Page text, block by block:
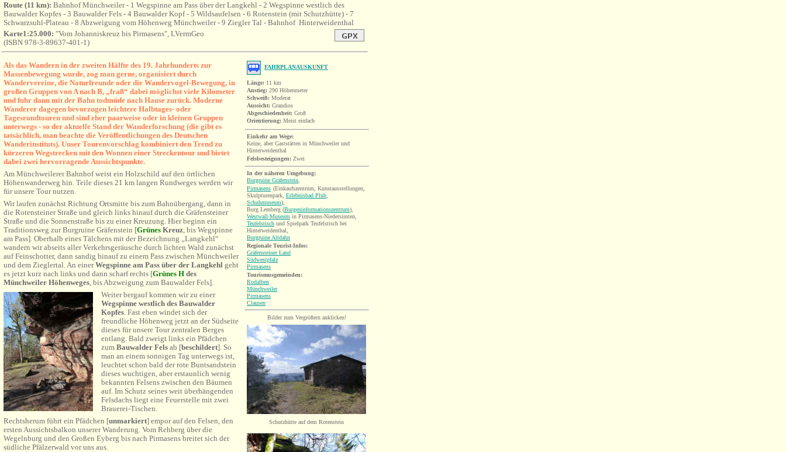
Route (11 km): Bahnhof Münchweiler - 1 Wegspinne am Pass über der Langkehl - 2 Wegspinne westlich des
Bauwalder Kopfes - 3 Bauwalder Fels - 4 Bauwalder Kopf - 5 Wildsaufelsen - 6 Rotenstein (mit Schutzhütte) - 7
Schwarzsuhl-Plateau - 8 Abzweigung vom Höhenweg Münchweiler - 9 Ziegler Tal - Bahnhof Hinterweidenthal
Karte1:25.000: "Vom Johanniskreuz bis Pirmasens", LVermGeo
(ISBN 978-3-89637-401-1)
Als das Wandern in der zweiten Hälfte des 19. Jahrhunderts zur
Massenbewegung wurde, zog man gerne, organisiert durch
Wandervereine, die Naturfreunde oder die Wandervogel-Bewegung, in
großen Gruppen von A nach B, „fraß“ dabei möglichst viele Kilometer
und fuhr dann mit der Bahn todmüde nach Hause zurück. Moderne
Wanderer dagegen bevorzugen leichtere Halbtages- oder
Tagesrundtouren und sind eher paarweise oder in kleinen Gruppen
unterwegs - so der aktuelle Stand der Wanderforschung (die gibt es
tatsächlich, man beachte die Veröffentlichungen des Deutschen
Wanderinstituts). Unser Tourenvorschlag kombiniert den Trend zu
kürzeren Wegstrecken mit den Wonnen einer Streckentour und bietet
dabei zwei hervorragende Aussichtspunkte.
Am Münchweilerer Bahnhof weist ein Holzschild auf den örtlichen
Höhenwanderweg hin. Teile dieses 21 km langen Rundweges werden wir
für unsere Tour nutzen.
Wir laufen zunächst Richtung Ortsmitte bis zum Bahnübergang, dann in
die Rotensteiner Straße und gleich links hinauf durch die Gräfensteiner
Straße und die Sonnenstraße bis zu einer Kreuzung. Hier beginn ein
Traditionsweg zur Burgruine Gräfenstein [Grünes Kreuz, bis Wegspinne
am Pass]. Oberhalb eines Tälchens mit der Bezeichnung „Langkehl“
wandern wir abseits aller Verkehrsgeräusche durch lichten Wald zunächst
auf Feinschotter, dann sandig hinauf zu einem Pass zwischen Münchweiler
und dem Zieglertal. An einerWegspinne am Pass über der Langkehl geht
es jetzt kurz nach links und dann scharf rechts [Grünes H des
Münchweiler Höhenweges, bis Abzweigung zum Bauwalder Fels].
Weiter bergauf kommen wir zu einer
Wegspinne westlich des Bauwalder
Kopfes. Fast eben windet sich der
freundliche Höhenweg jetzt an der Südseite
dieses für unsere Tour zentralen Berges
entlang. Bald zweigt links ein Pfädchen
zum Bauwalder Fels ab [beschildert]. So
man an einem sonnigen Tag unterwegs ist,
leuchtet schon bald der rote Buntsandstein
dieses wuchtigen, aber erstaunlich wenig
bekannten Felsens zwischen den Bäumen
auf. Im Schutz seines weit überhängenden
Felsdachs liegt eine Feuerstelle mit zwei
Brauerei-Tischen.
Rechtsherum führt ein Pfädchen [unmarkiert] empor auf den Felsen, den
ersten Aussichtsbalkon unserer Wanderung. Vom Rehberg über die
Wegelnburg und den Großen Eyberg bis nach Pirmasens breitet sich der
südliche Pfälzerwald vor uns aus.
FAHRPLANAUSKUNFT
Länge: 11 km
Anstieg: 290 Höhenmeter
Schweiß: Moderat
Aussicht: Grandios
Abgeschiedenheit: Groß
Orientierung: Meist einfach
Einkehr am Wege:
Keine, aber Gaststätten in Münchweiler und
Hinterweidenthal
Felsbesteigungen: Zwei
In der näheren Umgebung:
Burgruine Gräfenstein
Pirmasens (Einkaufszentrum, Kunstausstellungen,
Skulpturenpark, Erlebnisbad Plub
Schuhmuseum),
Burg Lemberg (Burgeninformationszentrum)
Westwall-Museum in Pirmasens-Niedersimten,
Teufelstisch und Spielpark Teufelstisch bei
Hinterweidenthal,
Burgruine Altdahn
Regionale Tourist-Infos:
Gräfensteiner Land
Südwestpfalz
Pirmasens
Tourismusgemeinden:
Rodalben
Münchweiler
Pirmasens
Clausen
Bilderzum Vergrößern anklicken!
Schutzhütte auf dem Rotenstein